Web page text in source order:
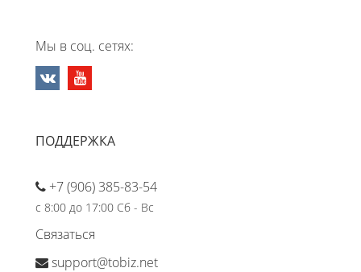
Мы в соц. сетях:
ПОДДЕРЖКА
+7 (906) 385-83-54
с 8:00 до 17:00 Сб - Вс
Связаться
support@tobiz.net